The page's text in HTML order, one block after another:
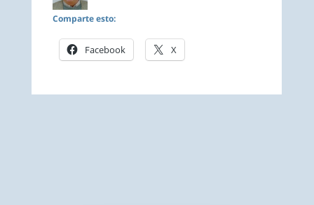
Comparte esto:
Facebook X